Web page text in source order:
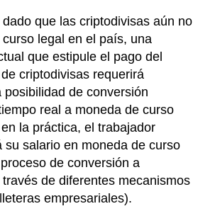
que las criptodivisas aún no
legal en el país, una
que estipule el pago del
criptodivisas requerirá
posibilidad de conversión
real a moneda de curso
la práctica, el trabajador
su salario en moneda de curso
de conversión a
de diferentes mecanismos
empresariales).